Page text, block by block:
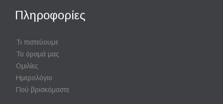
Πληροφορίες
Τι πιστεύουμε
Το όραμά μας
Ομιλίες
Ημερολόγιο
Πού βρισκόμαστε